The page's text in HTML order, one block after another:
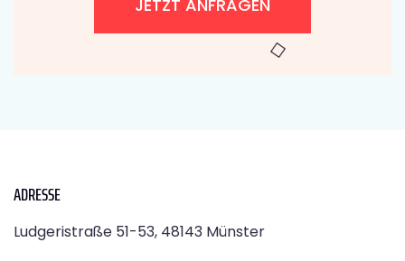
JETZT ANFRAGEN
ADRESSE
Ludgeristraße 51-53, 48143 Münster